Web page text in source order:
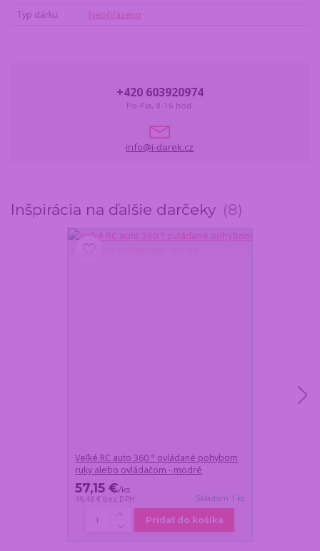
Typ dárku
Nepřiřazeno
+420 603920974
Po-Pia, 8-16 hod.
info@i-darek.cz
Inšpirácia na ďalšie darčeky 8
Veľké RC auto 360 ° ovládané pohybom
ruky alebo ovládačom - modré
57,15 €/ks
46,46 € bez DPH Skladom 1 ks
Pridať do košíka